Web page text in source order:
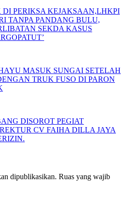
DI PERIKSA KEJAKSAAN,LHKPI
TANPA PANDANG BULU,
SEKDA KASUS
MASUK SUNGAI SETELAH
TRUK FUSO DI PARON
DISOROT PEGIAT
CV FAIHA DILLA JAYA
dipublikasikan. Ruas yang wajib